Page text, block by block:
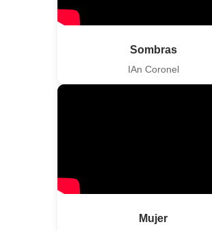
Sombras
IAn Coronel
Mujer